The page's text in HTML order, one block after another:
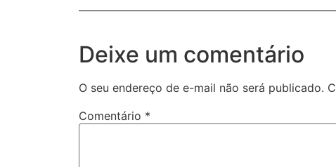
Deixe um comentário
O seu endereço de e-mail não será publicado.
Comentário *